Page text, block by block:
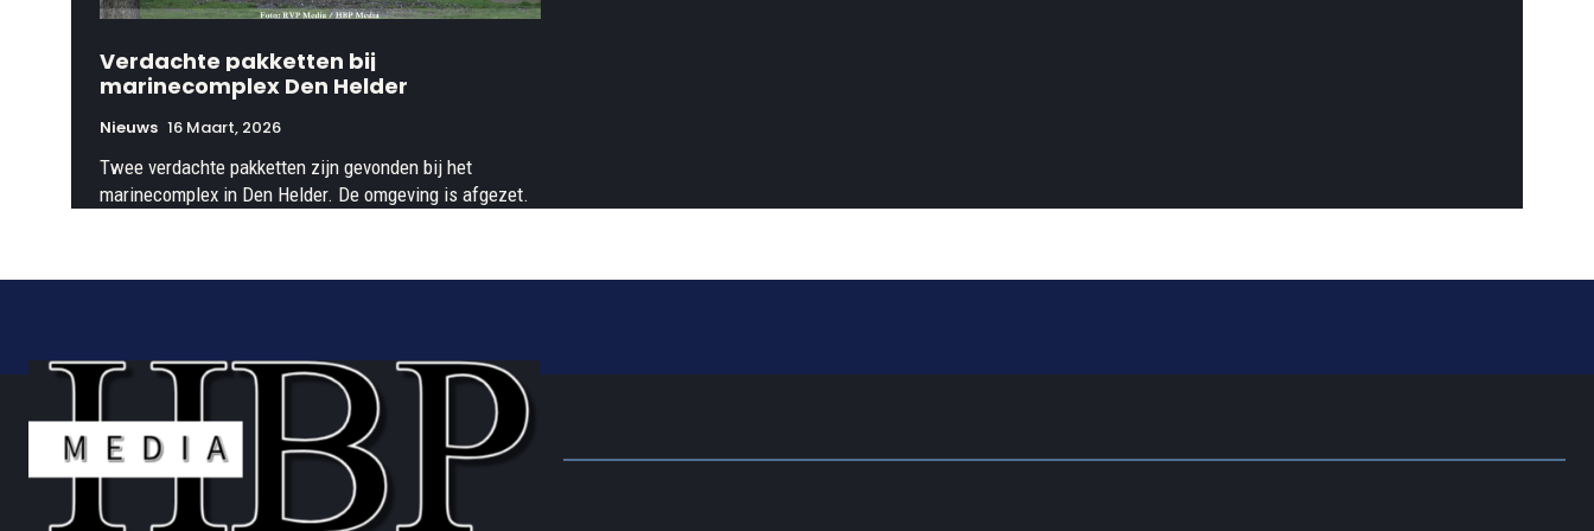
Verdachte pakketten bij
marinecomplex Den Helder
Nieuws 16 Maart, 2026
Twee verdachte pakketten zijn gevonden bij het
marinecomplex in Den Helder. De omgeving is afgezet.